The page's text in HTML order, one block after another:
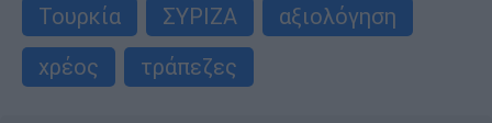
Τουρκία
ΣΥΡΙΖΑ
αξιολόγηση
χρέος
τράπεζες